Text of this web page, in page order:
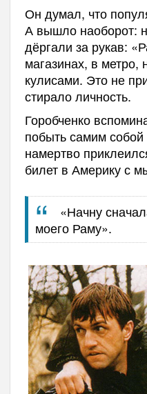
Он думал, что
А вышло наоборот:
дёргали за рукав:
магазинах, в метро,
кулисами. Это не
стирало личность.
Горобченко
побыть самим
намертво
билет в Америку с
«Начну
моего Раму».